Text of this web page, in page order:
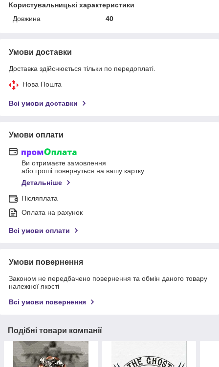
Користувальницькі характеристики
Довжина
40
Умови доставки
Доставка здійснюється тільки по передоплаті.
Нова Пошта
Всі умови доставки
Умови оплати
Ви отримаєте замовлення
або гроші повернуться на вашу картку
Детальніше
Післяплата
Оплата на рахунок
Всі умови оплати
Умови повернення
Законом не передбачено повернення та обмін даного товару
належної якості
Всі умови повернення
Подібні товари компанії